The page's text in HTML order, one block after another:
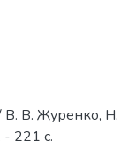
В. В. Журенко, Н.
221 с.